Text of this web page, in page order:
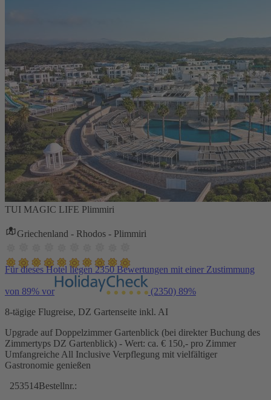
TUI MAGIC LIFE Plimmiri
Griechenland - Rhodos - Plimmiri
Für dieses Hotel liegen 2350 Bewertungen mit einer Zustimmung
von 89% vor (2350) 89%
8-tägige Flugreise, DZ Gartenseite inkl. AI
Upgrade auf Doppelzimmer Gartenblick (bei direkter Buchung des
Zimmertyps DZ Gartenblick) - Wert: ca. € 150,- pro Zimmer
Umfangreiche All Inclusive Verpflegung mit vielfältiger
Gastronomie genießen
253514Bestellnr.: